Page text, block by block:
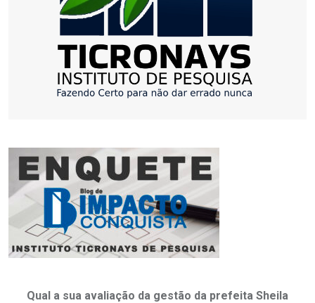
Qual a sua avaliação da gestão da prefeita Sheila